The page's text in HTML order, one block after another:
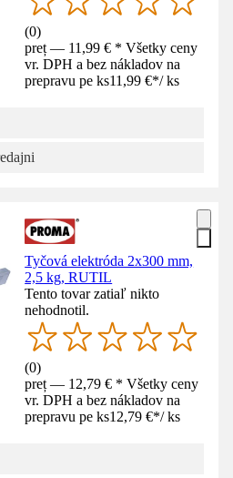
(0)
preț — 11,99 € * Všetky ceny
vr. DPH a bez nákladov na
prepravu pe ks11,99 €*/ ks
Tyčová elektróda 2x300 mm,
2,5 kg, RUTIL
Tento tovar zatiaľ nikto
nehodnotil.
(0)
preț — 12,79 € * Všetky ceny
vr. DPH a bez nákladov na
prepravu pe ks12,79 €*/ ks